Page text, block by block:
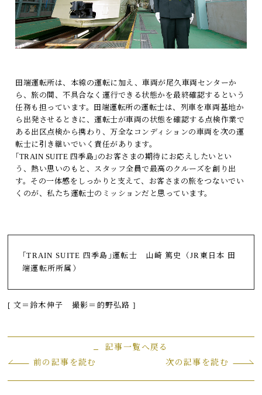
田端運転所は、本線の運転に加え、車両が尾久車両センターか
ら、旅の間、不具合なく運行できる状態かを最終確認するという
任務も担っています。田端運転所の運転士は、列車を車両基地か
ら出発させるときに、運転士が車両の状態を確認する点検作業で
ある出区点検から携わり、万全なコンディションの車両を次の運
転士に引き継いでいく責任があります。
｢TRAIN SUITE 四季島｣のお客さまの期待にお応えしたいとい
う、熱い思いのもと、スタッフ全員で最高のクルーズを創り出
す。その一体感をしっかりと支えて、お客さまの旅をつないでい
くのが、私たち運転士のミッションだと思っています。
｢TRAIN SUITE 四季島｣運転士 山崎 篤史（JR東日本 田
端運転所所属）
[ 文＝鈴木伸子 撮影＝的野弘路 ]
記事一覧へ戻る
前の記事を読む
次の記事を読む